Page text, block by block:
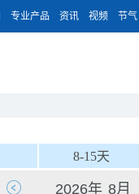
专业产品 资讯 视频 节气
8-15天